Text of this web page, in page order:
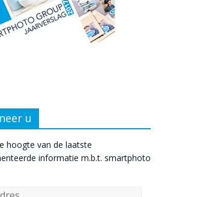
u
hoogte van de laatste
informatie m.b.t. smartphoto